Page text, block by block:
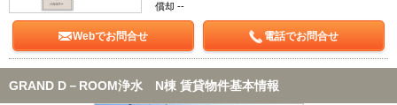
償却 --
Webでお問合せ 電話でお問合せ
GRAND D－ROOM浄水 N棟 賃貸物件基本情報